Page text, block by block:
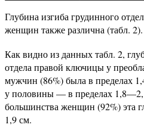
Глубина изгиба грудинного
женщин также различна (табл. 2).
Как видно из данных табл. 2,
отдела правой ключицы у
мужчин (86%) была в пределах
у половины — в пределах
большинства женщин (92%) эта
1,9 см.